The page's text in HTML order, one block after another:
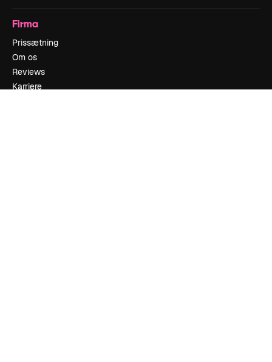
Firma
Prissætning
Om os
Reviews
Karriere